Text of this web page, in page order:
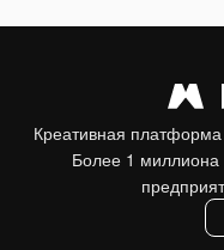
Креативная
Более 1 миллиона